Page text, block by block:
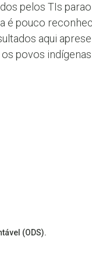
pelos TIs
é pouco
aqui
povos
(ODS).